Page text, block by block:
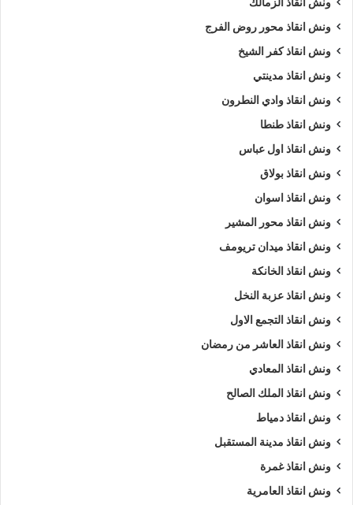
ونش انقاذ محور روض الفرج
ونش انقاذ كفر الشيخ
ونش انقاذ مدينتي
ونش انقاذ وادي النطرون
ونش انقاذ طنطا
ونش انقاذ اول عباس
ونش انقاذ بولاق
ونش انقاذ اسوان
ونش انقاذ محور المشير
ونش انقاذ ميدان تريومف
ونش انقاذ الخانكة
ونش انقاذ عزبة النخل
ونش انقاذ التجمع الاول
ونش انقاذ العاشر من رمضان
ونش انقاذ المعادي
ونش انقاذ الملك الصالح
ونش انقاذ دمياط
ونش انقاذ مدينة المستقبل
ونش انقاذ غمرة
ونش انقاذ العامرية